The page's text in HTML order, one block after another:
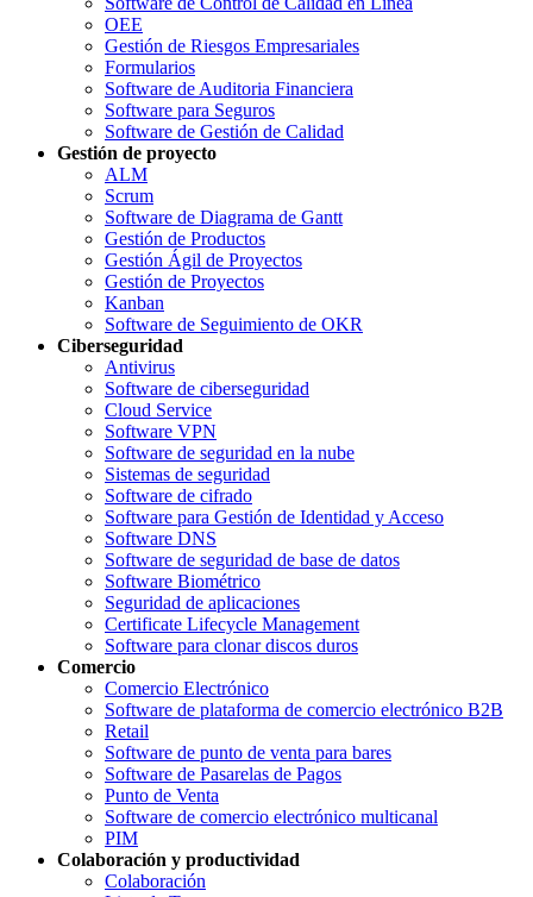
OEE
Gestión de Riesgos Empresariales
Formularios
Software de Auditoria Financiera
Software para Seguros
Software de Gestión de Calidad
Gestión de proyecto
ALM
Scrum
Software de Diagrama de Gantt
Gestión de Productos
Gestión Ágil de Proyectos
Gestión de Proyectos
Kanban
Software de Seguimiento de OKR
Ciberseguridad
Antivirus
Software de ciberseguridad
Cloud Service
Software VPN
Software de seguridad en la nube
Sistemas de seguridad
Software de cifrado
Software para Gestión de Identidad y Acceso
Software DNS
Software de seguridad de base de datos
Software Biométrico
Seguridad de aplicaciones
Certificate Lifecycle Management
Software para clonar discos duros
Comercio
Comercio Electrónico
Software de plataforma de comercio electrónico B2B
Retail
Software de punto de venta para bares
Software de Pasarelas de Pagos
Punto de Venta
Software de comercio electrónico multicanal
PIM
Colaboración y productividad
Colaboración